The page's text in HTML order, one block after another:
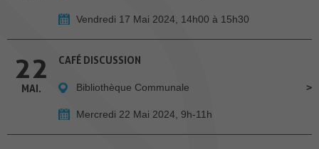
Vendredi 17 Mai 2024, 14h00 à 15h30
22
MAI.
CAFÉ DISCUSSION
Bibliothèque Communale
Mercredi 22 Mai 2024, 9h-11h